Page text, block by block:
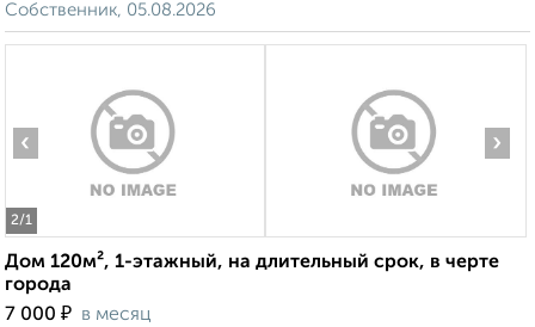
Собственник, 05.08.2026
2/1
‹ ›
Дом 120м², 1-этажный, на длительный срок, в черте
города
7 000 ₽ в месяц